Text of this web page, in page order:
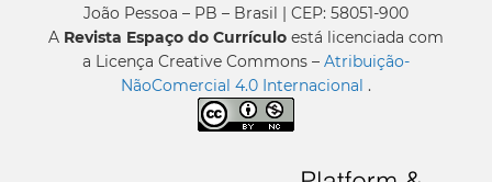
João Pessoa – PB – Brasil | CEP: 58051-900
A Revista Espaço do Currículo está licenciada com
a Licença Creative Commons – Atribuição-
NãoComercial 4.0 Internacional .